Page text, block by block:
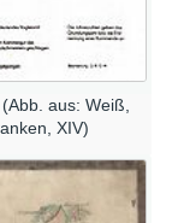
aus: Weiß,
XIV)